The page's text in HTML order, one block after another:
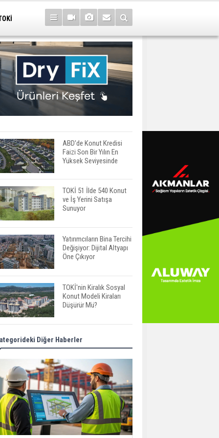
ABD'de Konut Kredisi
Faizi Son Bir Yılın En
Yüksek Seviyesinde
TOKİ 51 İlde 540 Konut
ve İş Yerini Satışa
Sunuyor
Yatırımcıların Bina Tercihi
Değişiyor: Dijital Altyapı
Öne Çıkıyor
TOKİ'nin Kiralık Sosyal
Konut Modeli Kiraları
Düşürür Mü?
İkinci El Konut Fiyatları
İspanya'da Bir Yılda
Konut Satışları Güçlü
Seyrini Korudu Yabancıya
Satış Geriledi
ABD'de İnşaat
Diğer Haberler